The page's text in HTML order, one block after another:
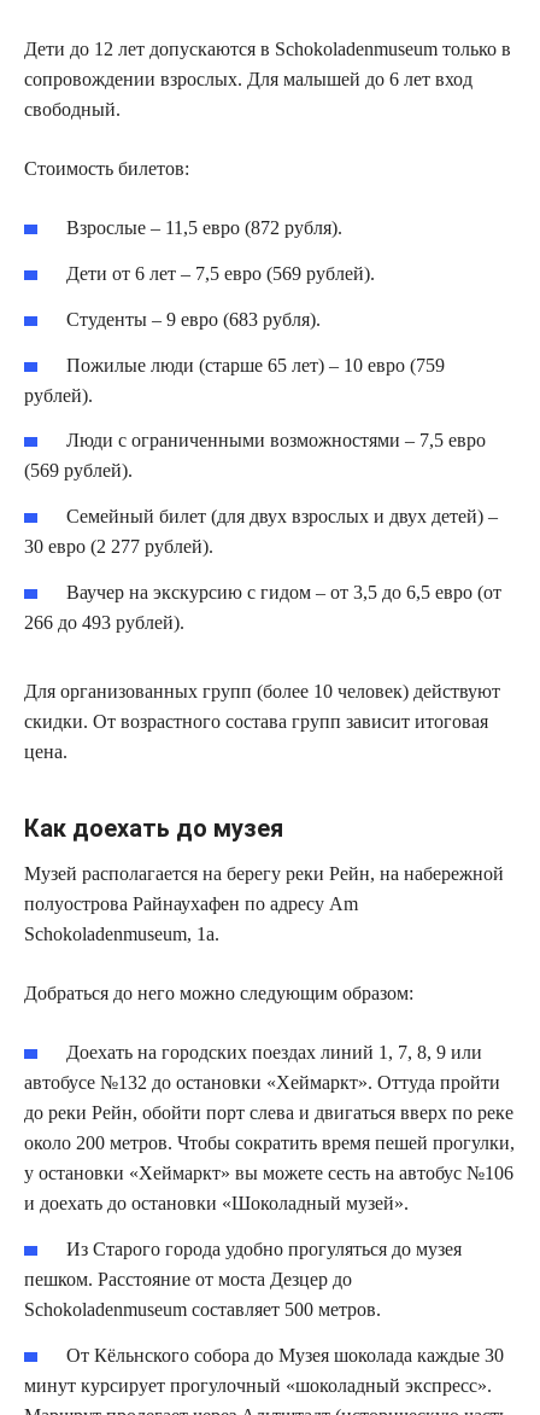
Дети до 12 лет допускаются в Schokoladenmuseum только в
сопровождении взрослых. Для малышей до 6 лет вход
свободный.
Стоимость билетов:
Взрослые – 11,5 евро (872 рубля).
Дети от 6 лет – 7,5 евро (569 рублей).
Студенты – 9 евро (683 рубля).
Пожилые люди (старше 65 лет) – 10 евро (759
рублей).
Люди с ограниченными возможностями – 7,5 евро
(569 рублей).
Семейный билет (для двух взрослых и двух детей) –
30 евро (2 277 рублей).
Ваучер на экскурсию с гидом – от 3,5 до 6,5 евро (от
266 до 493 рублей).
Для организованных групп (более 10 человек) действуют
скидки. От возрастного состава групп зависит итоговая
цена.
Как доехать до музея
Музей располагается на берегу реки Рейн, на набережной
полуострова Райнаухафен по адресу Am
Schokoladenmuseum, 1a.
Добраться до него можно следующим образом:
Доехать на городских поездах линий 1, 7, 8, 9 или
автобусе №132 до остановки «Хеймаркт». Оттуда пройти
до реки Рейн, обойти порт слева и двигаться вверх по реке
около 200 метров. Чтобы сократить время пешей прогулки,
у остановки «Хеймаркт» вы можете сесть на автобус №106
и доехать до остановки «Шоколадный музей».
Из Старого города удобно прогуляться до музея
пешком. Расстояние от моста Дезцер до
Schokoladenmuseum составляет 500 метров.
От Кёльнского собора до Музея шоколада каждые 30
минут курсирует прогулочный «шоколадный экспресс».